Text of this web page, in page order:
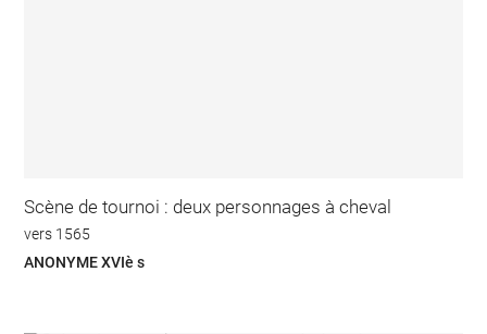
Scène de tournoi : deux personnages à cheval
vers 1565
ANONYME XVIè s